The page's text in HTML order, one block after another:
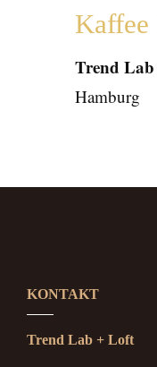
Kaffee
Trend
Hamburg
KONTAKT
Trend Lab + Loft